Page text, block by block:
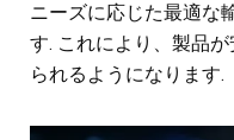
ニーズに応じた最適な
す. これにより、製品
られるようになります.